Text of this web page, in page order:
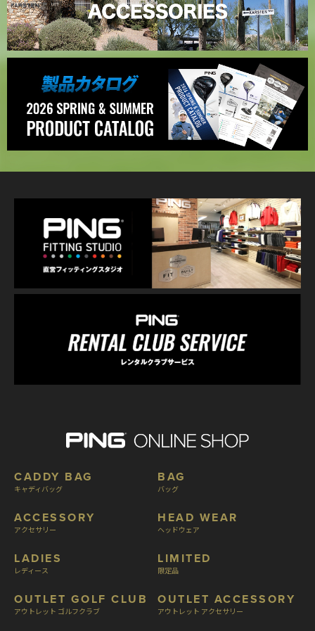
CADDY BAG
キャディバッグ
ACCESSORY
アクセサリー
LADIES
レディース
OUTLET GOLF CLUB
アウトレット ゴルフクラブ
BAG
バッグ
HEAD WEAR
ヘッドウェア
LIMITED
限定品
OUTLET ACCESSORY
アウトレット アクセサリー